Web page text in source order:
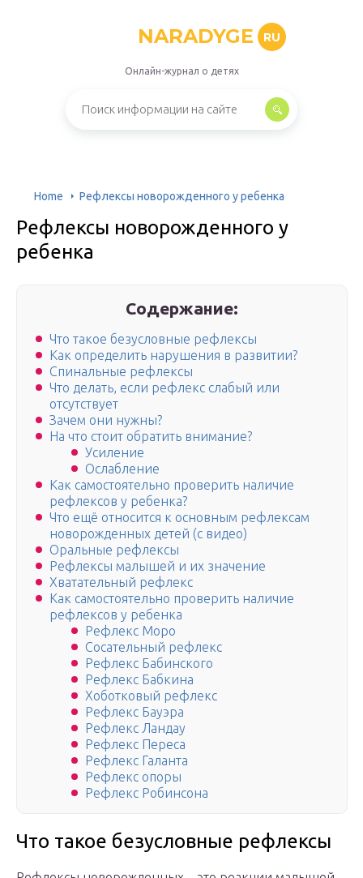
NARADYGE RU
Онлайн-журнал о детях
Home Рефлексы новорожденного у ребенка
Рефлексы новорожденного у
ребенка
Содержание:
Что такое безусловные рефлексы
Как определить нарушения в развитии?
Спинальные рефлексы
Что делать, если рефлекс слабый или
отсутствует
Зачем они нужны?
На что стоит обратить внимание?
Усиление
Ослабление
Как самостоятельно проверить наличие
рефлексов у ребенка?
Что ещё относится к основным рефлексам
новорожденных детей (с видео)
Оральные рефлексы
Рефлексы малышей и их значение
Хватательный рефлекс
Как самостоятельно проверить наличие
рефлексов у ребенка
Рефлекс Моро
Сосательный рефлекс
Рефлекс Бабинского
Рефлекс Бабкина
Хоботковый рефлекс
Рефлекс Бауэра
Рефлекс Ландау
Рефлекс Переса
Рефлекс Галанта
Рефлекс опоры
Рефлекс Робинсона
Что такое безусловные рефлексы